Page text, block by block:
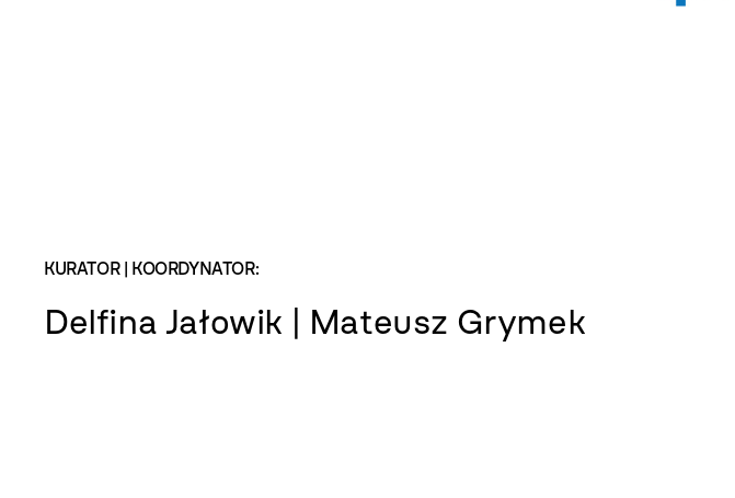
KURATOR | KOORDYNATOR:
Delfina Jałowik | Mateusz Grymek